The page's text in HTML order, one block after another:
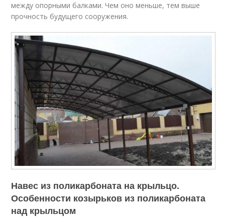
между опорными балками. Чем оно меньше, тем выше
прочность будущего сооружения.
Навес из поликарбоната на крыльцо.
Особенности козырьков из поликарбоната
над крыльцом